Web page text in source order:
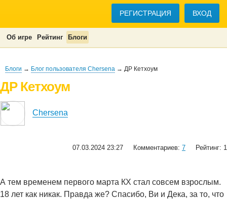
РЕГИСТРАЦИЯ ВХОД
Об игре Рейтинг Блоги
Блоги → Блог пользователя Chersena → ДР Кетхоум
ДР Кетхоум
Chersena
07.03.2024 23:27 Комментариев: 7 Рейтинг: 1
А тем временем первого марта КХ стал совсем взрослым.
18 лет как никак. Правда же? Спасибо, Ви и Дека, за то, что